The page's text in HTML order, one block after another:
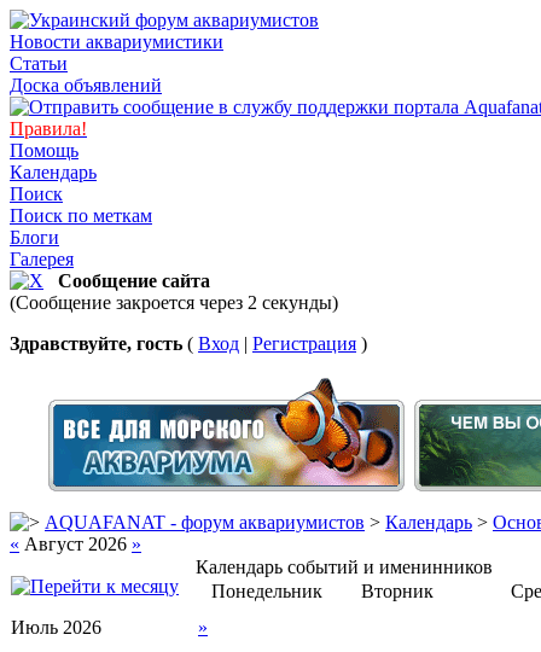
Новости аквариумистики
Статьи
Доска объявлений
Правила!
Помощь
Календарь
Поиск
Поиск по меткам
Блоги
Галерея
Сообщение сайта
(Сообщение закроется через 2 секунды)
Здравствуйте, гость ( Вход | Регистрация )
AQUAFANAT - форум аквариумистов > Календарь >
« Август 2026 »
Июль 2026
Календарь событий и именинников
Понедельник
Вторник
»